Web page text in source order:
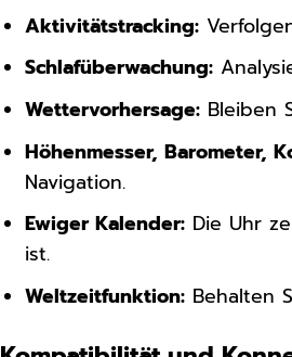
Aktivitätstracking:
Schlafüberwachung:
Wettervorhersage: Bleiben
Höhenmesser, Barometer,
Navigation.
Ewiger Kalender: Die Uhr
ist.
Weltzeitfunktion: Behalten